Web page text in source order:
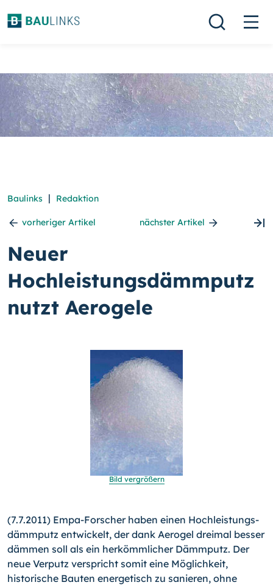
Baulinks | Redaktion
vorheriger Artikel nächster Artikel
Neuer
Hochleistungsdämmputz
nutzt Aerogele
Bild vergrößern
(7.7.2011) Empa-Forscher haben einen Hochleistungs­
dämm­putz entwickelt, der dank Aerogel dreimal besser
dämmen soll als ein herkömmlicher Dämmputz. Der
neue Verputz verspricht somit eine Möglichkeit,
historische Bauten energetisch zu sanieren, ohne